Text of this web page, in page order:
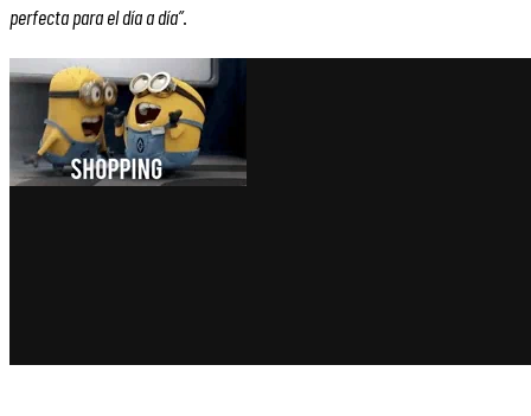
perfecta para el día a día”.